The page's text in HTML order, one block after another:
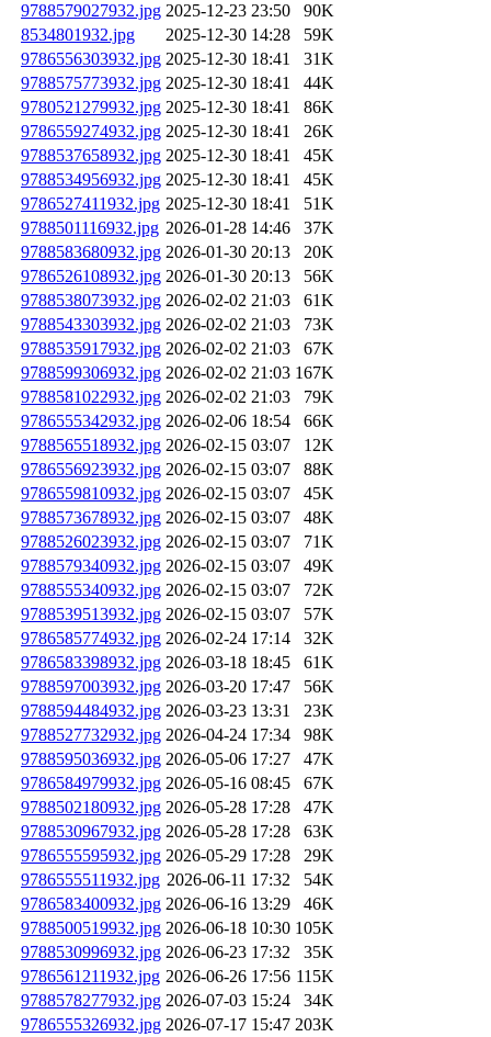
9788579027932.jpg 2025-12-23 23:50
90K
8534801932.jpg
2025-12-30 14:28
59K
9786556303932.jpg 2025-12-30 18:41
31K
9788575773932.jpg 2025-12-30 18:41
44K
9780521279932.jpg 2025-12-30 18:41
86K
9786559274932.jpg 2025-12-30 18:41
26K
9788537658932.jpg 2025-12-30 18:41
45K
9788534956932.jpg 2025-12-30 18:41
45K
9786527411932.jpg 2025-12-30 18:41
51K
9788501116932.jpg 2026-01-28 14:46
37K
9788583680932.jpg 2026-01-30 20:13
20K
9786526108932.jpg 2026-01-30 20:13
56K
9788538073932.jpg 2026-02-02 21:03
61K
9788543303932.jpg 2026-02-02 21:03
73K
9788535917932.jpg 2026-02-02 21:03
67K
9788599306932.jpg 2026-02-02 21:03 167K
9788581022932.jpg 2026-02-02 21:03
79K
9786555342932.jpg 2026-02-06 18:54
66K
9788565518932.jpg 2026-02-15 03:07
12K
9786556923932.jpg 2026-02-15 03:07
88K
9786559810932.jpg 2026-02-15 03:07
45K
9788573678932.jpg 2026-02-15 03:07
48K
9788526023932.jpg 2026-02-15 03:07
71K
9788579340932.jpg 2026-02-15 03:07
49K
9788555340932.jpg 2026-02-15 03:07
72K
9788539513932.jpg 2026-02-15 03:07
57K
9786585774932.jpg 2026-02-24 17:14
32K
9786583398932.jpg 2026-03-18 18:45
61K
9788597003932.jpg 2026-03-20 17:47
56K
9788594484932.jpg 2026-03-23 13:31
23K
9788527732932.jpg 2026-04-24 17:34
98K
9788595036932.jpg 2026-05-06 17:27
47K
9786584979932.jpg 2026-05-16 08:45
67K
9788502180932.jpg 2026-05-28 17:28
47K
9788530967932.jpg 2026-05-28 17:28
63K
9786555595932.jpg 2026-05-29 17:28
29K
9786555511932.jpg 2026-06-11 17:32
54K
9786583400932.jpg 2026-06-16 13:29
46K
9788500519932.jpg 2026-06-18 10:30 105K
9788530996932.jpg 2026-06-23 17:32
35K
9786561211932.jpg 2026-06-26 17:56 115K
9788578277932.jpg 2026-07-03 15:24
34K
9786555326932.jpg 2026-07-17 15:47 203K